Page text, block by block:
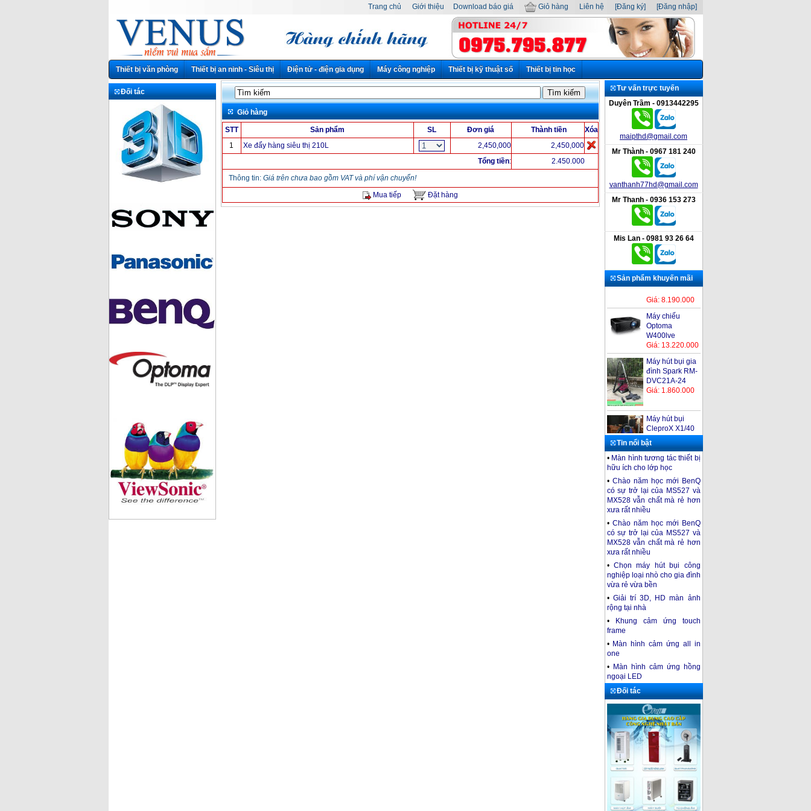
Trang chủ Giới thiệu Download báo giá Giỏ hàng Liên hệ [Đăng ký] [Đăng nhập]
Thiết bị văn phòng Thiết bị an ninh - Siêu thị Điện tử - điện gia dụng Máy công nghiệp Thiết bị kỹ thuật số Thiết bị tin học
Đối tác
Giỏ hàng
STT Sản phẩm SL Đơn giá Thành tiền
Xóa
1
Xe đẩy hàng siêu thị 210L 2,450,000
2,450,000
Tổng tiền:
2.450.000
Thông tin: Giá trên chưa bao gồm VAT và phí vận chuyển!
Mua tiếp
Đặt hàng
Tư vấn trực tuyến
Duyên Trầm - 0913442295
maipthd@gmail.com
Mr Thành - 0967 181 240
vanthanh77hd@gmail.com
Mr Thanh - 0936 153 273
Mis Lan - 0981 93 26 64
Sản phẩm khuyến mãi
Máy chiếu
Optoma
W400lve
Giá: 13.220.000
Máy hút bụi gia
đình Spark RM-
DVC21A-24
Giá: 1.860.000
CleproX X1/40
Giá: 2.300.000
Máy hút bụi
Kumisai KMS15
Giá: 2.200.000
Máy chiếu
Optoma PS520
Giá: 8.190.000
Tin nổi bật
• Màn hình tương tác thiết bị
hữu ích cho lớp học
• Chào năm học mới BenQ
có sự trở lại của MS527 và
MX528 vẫn chất mà rẻ hơn
xưa rất nhiều
• Chào năm học mới BenQ
có sự trở lại của MS527 và
MX528 vẫn chất mà rẻ hơn
xưa rất nhiều
• Chọn máy hút bụi công
nghiệp loại nhò cho gia đình
vừa rẻ vừa bền
• Giải trí 3D, HD màn ảnh
rộng tại nhà
•
Khung cảm ứng touch
frame
• Màn hình cảm ứng all in
one
• Màn hình cảm ứng hồng
ngoại LED
Đối tác